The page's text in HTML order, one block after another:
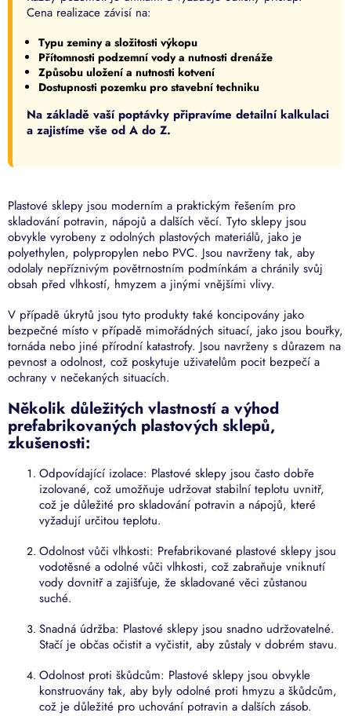
Cena realizace závisí na:
Typu zeminy a složitosti výkopu
Přítomnosti podzemní vody a nutnosti drenáže
Způsobu uložení a nutnosti kotvení
Dostupnosti pozemku pro stavební techniku
Na základě vaší poptávky připravíme detailní kalkulaci
a zajistíme vše od A do Z.
Plastové sklepy jsou moderním a praktickým řešením pro
skladování potravin, nápojů a dalších věcí. Tyto sklepy jsou
obvykle vyrobeny z odolných plastových materiálů, jako je
polyethylen, polypropylen nebo PVC. Jsou navrženy tak, aby
odolaly nepříznivým povětrnostním podmínkám a chránily svůj
obsah před vlhkostí, hmyzem a jinými vnějšími vlivy.
V případě úkrytů jsou tyto produkty také koncipovány jako
bezpečné místo v případě mimořádných situací, jako jsou bouřky,
tornáda nebo jiné přírodní katastrofy. Jsou navrženy s důrazem na
pevnost a odolnost, což poskytuje uživatelům pocit bezpečí a
ochrany v nečekaných situacích.
Několik důležitých vlastností a výhod
prefabrikovaných plastových sklepů,
zkušenosti:
Odpovídající izolace: Plastové sklepy jsou často dobře
izolované, což umožňuje udržovat stabilní teplotu uvnitř,
což je důležité pro skladování potravin a nápojů, které
vyžadují určitou teplotu.
Odolnost vůči vlhkosti: Prefabrikované plastové sklepy jsou
vodotěsné a odolné vůči vlhkosti, což zabraňuje vniknutí
vody dovnitř a zajišťuje, že skladované věci zůstanou
suché.
Snadná údržba: Plastové sklepy jsou snadno udržovatelné.
Stačí je občas očistit a vyčistit, aby zůstaly v dobrém stavu.
Odolnost proti škůdcům: Plastové sklepy jsou obvykle
konstruovány tak, aby byly odolné proti hmyzu a škůdcům,
což je důležité pro uchování potravin a dalších zásob.